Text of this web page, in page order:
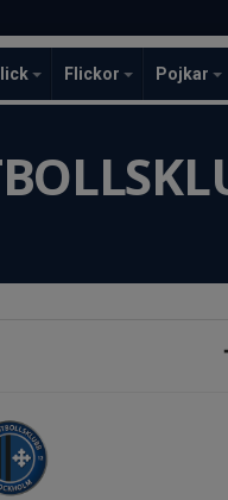
Flickor Pojkar